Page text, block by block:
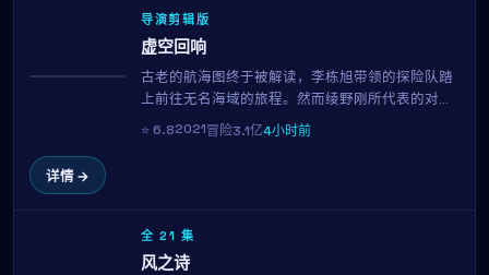
导演剪辑版
虚空回响
古老的航海图终于被解读，李栋旭带领的探险队踏
上前往无名海域的旅程。然而绫野刚所代表的对手
势力也在暗中追击。横跨三大洋的真人实景拍摄、
震撼的水下特效，黑泽明用152分钟带来一场视觉与
⭐6.82021冒险3.1亿4小时前
详情 →
全 21 集
风之诗